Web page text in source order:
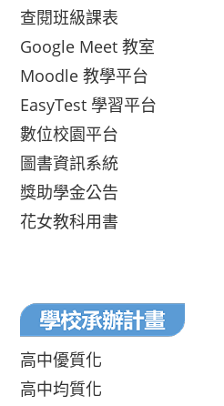
查閱班級課表
Google Meet 教室
Moodle 教學平台
EasyTest 學習平台
數位校園平台
圖書資訊系統
獎助學金公告
花女教科用書
高中優質化
高中均質化